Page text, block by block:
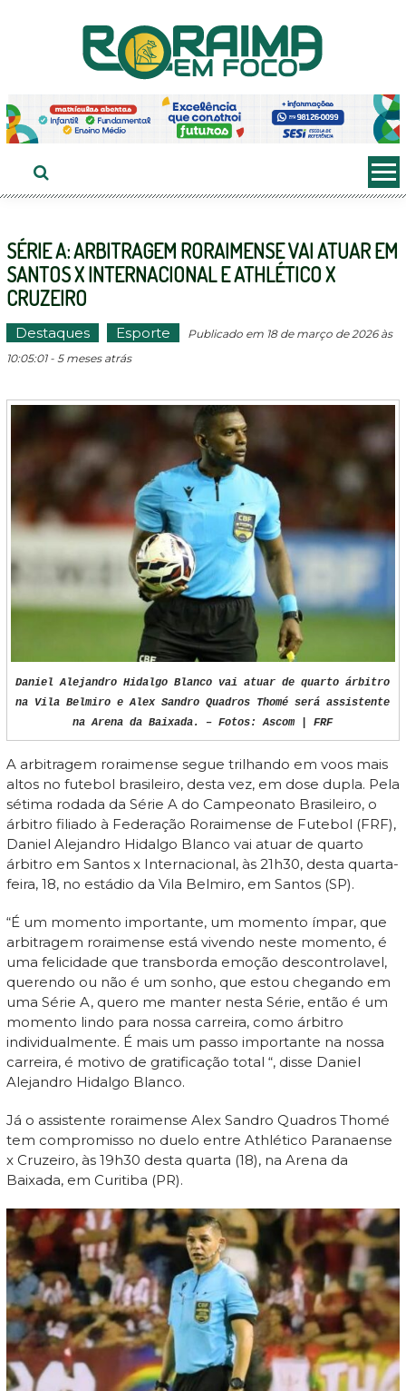
SÉRIE A: ARBITRAGEM RORAIMENSE VAI ATUAR EM
SANTOS X INTERNACIONAL E ATHLÉTICO X
CRUZEIRO
Destaques Esporte
Publicado em 18 de março de 2026 às
10:05:01 - 5 meses atrás
Daniel Alejandro Hidalgo Blanco vai atuar de quarto árbitro
na Vila Belmiro e Alex Sandro Quadros Thomé será assistente
na Arena da Baixada. – Fotos: Ascom | FRF
A arbitragem roraimense segue trilhando em voos mais
altos no futebol brasileiro, desta vez, em dose dupla. Pela
sétima rodada da Série A do Campeonato Brasileiro, o
árbitro filiado à Federação Roraimense de Futebol (FRF),
Daniel Alejandro Hidalgo Blanco vai atuar de quarto
árbitro em Santos x Internacional, às 21h30, desta quarta-
feira, 18, no estádio da Vila Belmiro, em Santos (SP).
“É um momento importante, um momento ímpar, que
arbitragem roraimense está vivendo neste momento, é
uma felicidade que transborda emoção descontrolavel,
querendo ou não é um sonho, que estou chegando em
uma Série A, quero me manter nesta Série, então é um
momento lindo para nossa carreira, como árbitro
individualmente. É mais um passo importante na nossa
carreira, é motivo de gratificação total “, disse Daniel
Alejandro Hidalgo Blanco.
Já o assistente roraimense Alex Sandro Quadros Thomé
tem compromisso no duelo entre Athlético Paranaense
x Cruzeiro, às 19h30 desta quarta (18), na Arena da
Baixada, em Curitiba (PR).